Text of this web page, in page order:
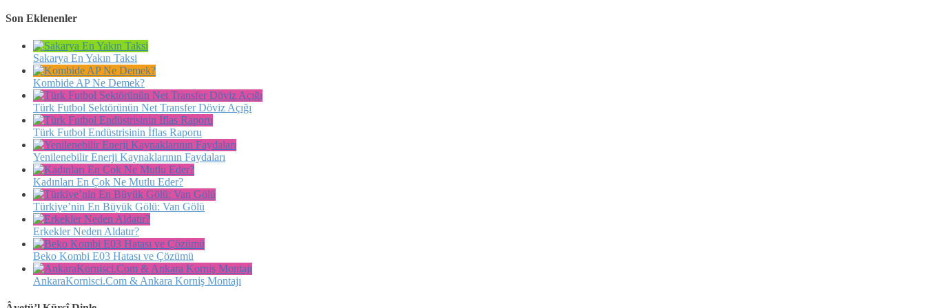
Son Eklenenler
Sakarya En Yakın Taksi
Kombide AP Ne Demek?
Türk Futbol Sektörünün Net Transfer Döviz Açığı
Türk Futbol Endüstrisinin İflas Raporu
Yenilenebilir Enerji Kaynaklarının Faydaları
Kadınları En Çok Ne Mutlu Eder?
Türkiye’nin En Büyük Gölü: Van Gölü
Erkekler Neden Aldatır?
Beko Kombi E03 Hatası ve Çözümü
AnkaraKornisci.Com & Ankara Korniş Montajı